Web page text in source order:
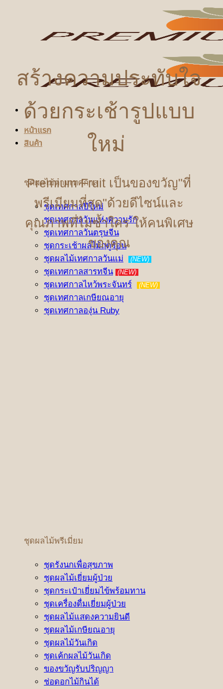
หน้าแรก
สินค้า
ชุดผลไม้ตามเทศกาล
ชุดเทศกาลปีใหม่
ชุดเทศกาลวันแห่งความรัก
ชุดเทศกาลวันตรุษจีน
ชุดกระเช้าผลไม้ฤดูร้อน
ชุดผลไม้เทศกาลวันแม่
(NEW)
ชุดเทศกาลสารทจีน (NEW)
ชุดเทศกาลไหว้พระจันทร์ (NEW)
ชุดเทศกาลเกษียณอายุ
ชุดเทศกาลองุ่น Ruby
ชุดผลไม้พรีเมี่ยม
ชุดรังนกเพื่อสุขภาพ
ชุดผลไม้เยี่ยมผู้ป่วย
ชุดกระเป๋าเยี่ยมไข้พร้อมทาน
ชุดเครื่องดื่มเยี่ยมผู้ป่วย
ชุดผลไม้แสดงความยินดี
ชุดผลไม้เกษียณอายุ
ชุดผลไม้วันเกิด
ชุดเค้กผลไม้วันเกิด
ของขวัญรับปริญญา
ช่อดอกไม้กินได้
สร้างความประทับใจ
ด้วยกระเช้ารูปแบบ
ใหม่
Premium Fruit เป็นของขวัญ"ที่
พรีเมียมที่สุด"ด้วยดีไซน์และ
คุณภาพที่ไม่ซ้ำใคร ให้คนพิเศษ
ของคุณ